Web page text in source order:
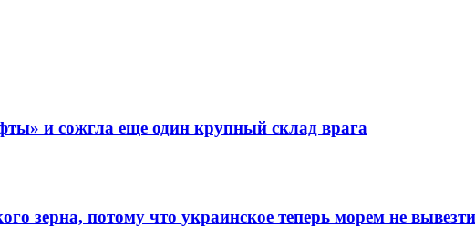
и сожгла еще один крупный склад врага
зерна, потому что украинское теперь морем не вывезти